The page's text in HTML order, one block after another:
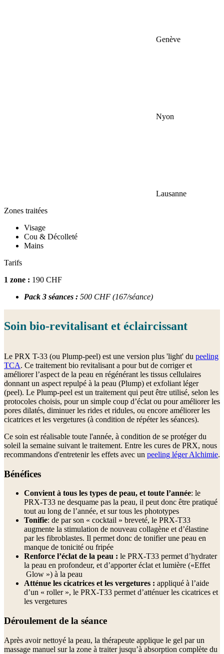
Genève
Nyon
Lausanne
Zones traitées
Visage
Cou & Décolleté
Mains
Tarifs
1 zone : 190 CHF
Pack 3 séances : 500 CHF (167/séance)
Soin bio-revitalisant et éclaircissant
Le PRX T-33 (ou Plump-peel) est une version plus 'light' du peeling
TCA. Ce traitement bio revitalisant a pour but de corriger et
améliorer l’aspect de la peau en régénérant les tissus cellulaires
donnant un aspect repulpé à la peau (Plump) et exfoliant léger
(peel). Le Plump-peel est un traitement qui peut être utilisé, selon les
protocoles choisis, pour un simple coup d’éclat ou pour améliorer les
pores dilatés, diminuer les rides et ridules, ou encore améliorer les
cicatrices et les vergetures (à condition de répéter les séances).
Ce soin est réalisable toute l'année, à condition de se protéger du
soleil la semaine suivant le traitement. Entre les cures de PRX, nous
recommandons d'entretenir les effets avec un peeling léger Alchimie.
Bénéfices
Convient à tous les types de peau, et toute l’année: le
PRX-T33 ne desquame pas la peau, il peut donc être pratiqué
tout au long de l’année, et sur tous les phototypes
Tonifie: de par son « cocktail » breveté, le PRX-T33
augmente la stimulation de nouveau collagène et d’élastine
par les fibroblastes. Il permet donc de tonifier une peau en
manque de tonicité ou fripée
Renforce l’éclat de la peau : le PRX-T33 permet d’hydrater
la peau en profondeur, et d’apporter éclat et lumière («Effet
Glow ») à la peau
Atténue les cicatrices et les vergetures : appliqué à l’aide
d’un « roller », le PRX-T33 permet d’atténuer les cicatrices et
les vergetures
Déroulement de la séance
Après avoir nettoyé la peau, la thérapeute applique le gel par un
massage manuel sur la zone à traiter jusqu’à absorption complète du